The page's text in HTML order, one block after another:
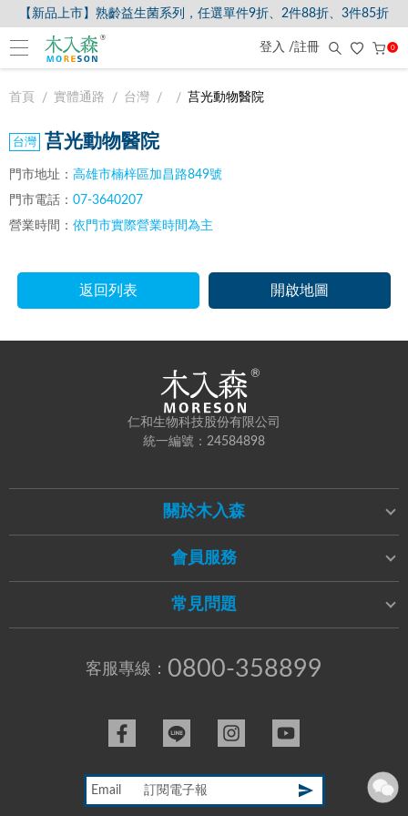
【新品上市】熟齡益生菌系列，任選單件9折、2件88折、3件85折
登入 /註冊 0
首頁 實體通路 台灣 莒光動物醫院
莒光動物醫院
門市地址： 高雄市楠梓區加昌路849號
門市電話： 07-3640207
營業時間： 依門市實際營業時間為主
返回列表 開啟地圖
仁和生物科技股份有限公司
統一編號：24584898
關於木入森
會員服務
常見問題
客服專線： 0800-358899
Email